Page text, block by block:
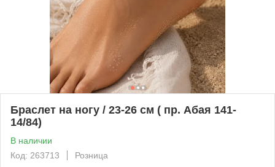
Браслет на ногу / 23-26 см ( пр. Абая 141-
14/84)
В наличии
Код: 263713
Розница